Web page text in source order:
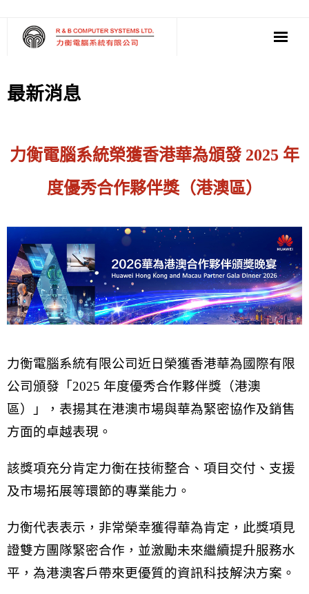
‧ 多媒體影音
最新消息
力衡電腦系統榮獲香港華為頒發 2025 年
度優秀合作夥伴獎（港澳區）
力衡電腦系統有限公司近日榮獲香港華為國際有限
公司頒發「2025 年度優秀合作夥伴獎（港澳
區）」，表揚其在港澳市場與華為緊密協作及銷售
方面的卓越表現。
該獎項充分肯定力衡在技術整合、項目交付、支援
及市場拓展等環節的專業能力。
力衡代表表示，非常榮幸獲得華為肯定，此獎項見
證雙方團隊緊密合作，並激勵未來繼續提升服務水
平，為港澳客戶帶來更優質的資訊科技解決方案。